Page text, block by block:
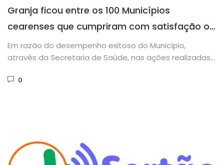
Granja ficou entre os 100 Municípios
cearenses que cumpriram com satisfação os
requisitos do Programa Estadual “Todos
contra o Mosquito”
Em razão do desempenho exitoso do Município,
através da Secretaria de Saúde, nas ações realizadas
0